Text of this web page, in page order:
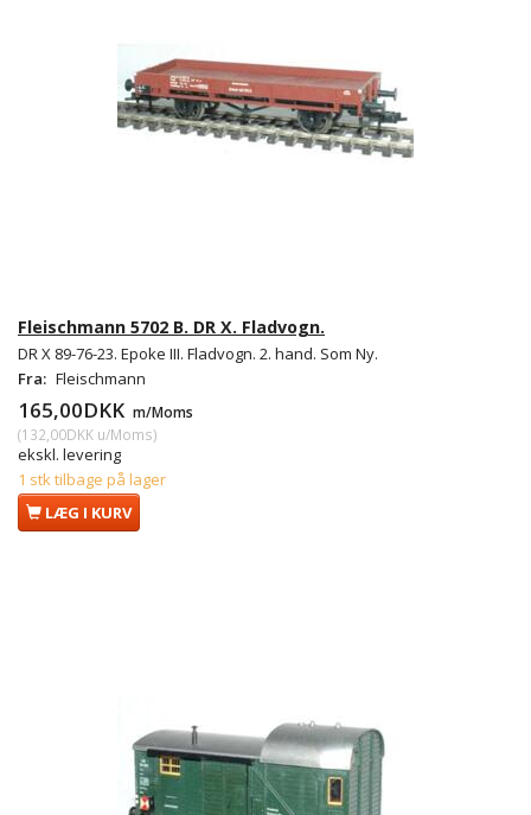
Fleischmann 5702 B. DR X. Fladvogn.
DR X 89-76-23. Epoke III. Fladvogn. 2. hand. Som Ny.
Fra: Fleischmann
165,00DKK m/Moms
(132,00DKK u/Moms)
ekskl. levering
1 stk tilbage på lager
LÆG I KURV